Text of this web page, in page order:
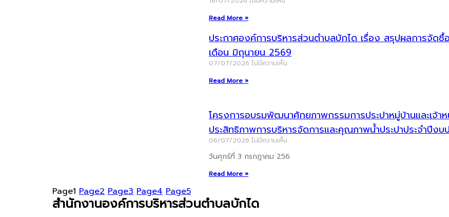
Read More »
ประกาศองค์การบริหารส่วนตำบลบักได เรื่อง สรุปผลการจัด
เดือน มิถุนายน 2569
07/07/2026 ไม่มีความเห็น
Read More »
โครงการอบรมพัฒนาศักยภาพกรรมการประปาหมู่บ้านและเจ้า
ประสิทธิภาพการบริหารจัดการและคุณภาพน้ำประปาประจำปีง
06/07/2026 ไม่มีความเห็น
วันศุกร์ที่ 3 กรกฎาคม 256
Read More »
Page1 Page2 Page3 Page4 Page5
สำนักงานองค์การบริหารส่วนตำบลบักได